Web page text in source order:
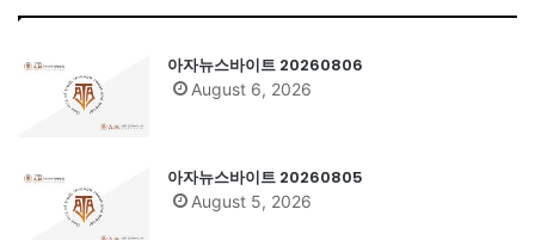
아자뉴스바이트 20260806
August 6, 2026
아자뉴스바이트 20260805
August 5, 2026